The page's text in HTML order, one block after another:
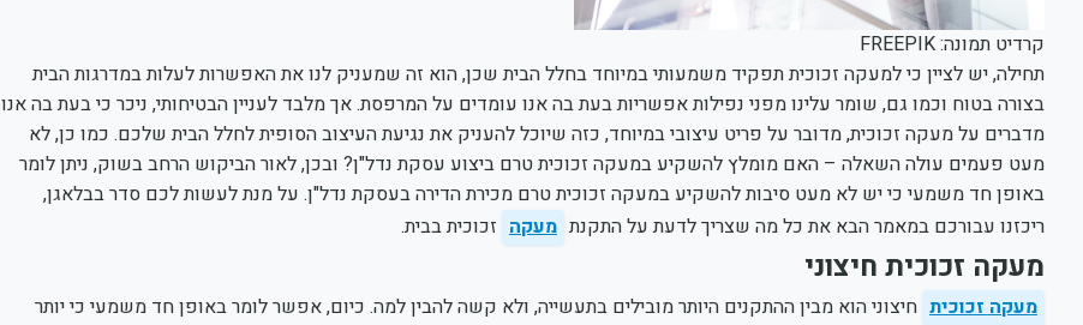
קרדיט תמונה: FREEPIK
תחילה, יש לציין כי למעקה זכוכית תפקיד משמעותי במיוחד בחלל הבית שכן, הוא זה שמעניק לנו את האפשרות לעלות במדרגות הבית
בצורה בטוח וכמו גם, שומר עלינו מפני נפילות אפשריות בעת בה אנו עומדים על המרפסת. אך מלבד לעניין הבטיחותי, ניכר כי בעת בה אנו
מדברים על מעקה זכוכית, מדובר על פריט עיצובי במיוחד, כזה שיוכל להעניק את נגיעת העיצוב הסופית לחלל הבית שלכם. כמו כן, לא
מעט פעמים עולה השאלה – האם מומלץ להשקיע במעקה זכוכית טרם ביצוע עסקת נדל"ן? ובכן, לאור הביקוש הרחב בשוק, ניתן לומר
באופן חד משמעי כי יש לא מעט סיבות להשקיע במעקה זכוכית טרם מכירת הדירה בעסקת נדל"ן. על מנת לעשות לכם סדר בבלאגן,
ריכזנו עבורכם במאמר הבא את כל מה שצריך לדעת על התקנת מעקה זכוכית בבית.
מעקה זכוכית חיצוני
מעקה זכוכית חיצוני הוא מבין ההתקנים היותר מובילים בתעשייה, ולא קשה להבין למה. כיום, אפשר לומר באופן חד משמעי כי יותר